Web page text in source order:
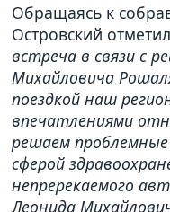
Обращаясь к
Островский
встреча в связи с
Михайловича
поездкой наш
впечатлениями
решаем
сферой
непререкаемого
Леонида